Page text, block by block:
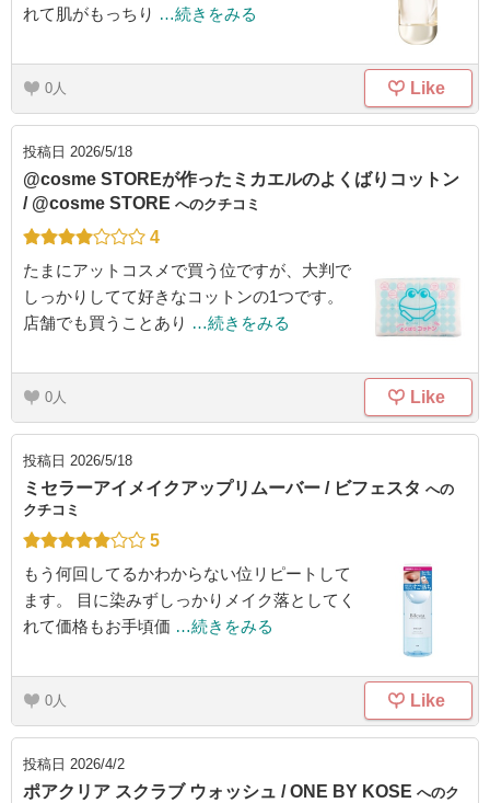
れて肌がもっちり …続きをみる
0 Like
投稿日 2026/5/18
@cosme STOREが作ったミカエルのよくばりコットン
/ @cosme STORE へのクチコミ
4
たまにアットコスメで買う位ですが、大判で
しっかりしてて好きなコットンの1つです。
店舗でも買うことあり …続きをみる
0 Like
投稿日 2026/5/18
ミセラーアイメイクアップリムーバー / ビフェスタ への
クチコミ
5
もう何回してるかわからない位リピートして
ます。 目に染みずしっかりメイク落としてく
れて価格もお手頃価 …続きをみる
0 Like
投稿日 2026/4/2
ポアクリア スクラブ ウォッシュ / ONE BY KOSE へのク